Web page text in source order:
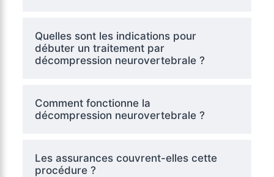
Quelles sont les indications pour
débuter un traitement par
décompression neurovertebrale ?
Comment fonctionne la
décompression neurovertebrale ?
Les assurances couvrent-elles cette
procédure ?